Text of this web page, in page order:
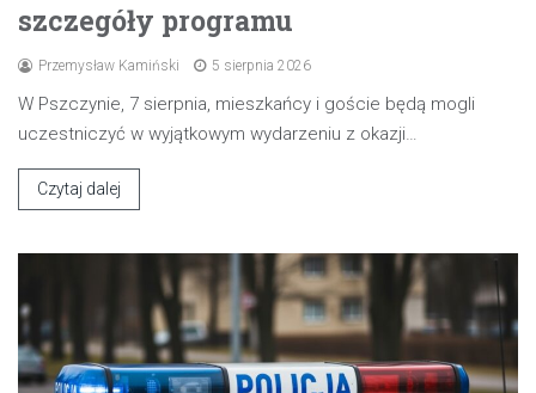
szczegóły programu
Przemysław Kamiński 5 sierpnia 2026
W Pszczynie, 7 sierpnia, mieszkańcy i goście będą mogli
uczestniczyć w wyjątkowym wydarzeniu z okazji…
Czytaj dalej